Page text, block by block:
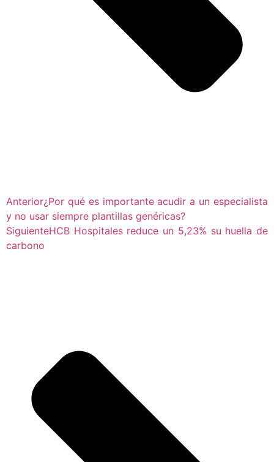
Anterior¿Por qué es importante acudir a un especialista
y no usar siempre plantillas genéricas?
SiguienteHCB Hospitales reduce un 5,23% su huella de
carbono